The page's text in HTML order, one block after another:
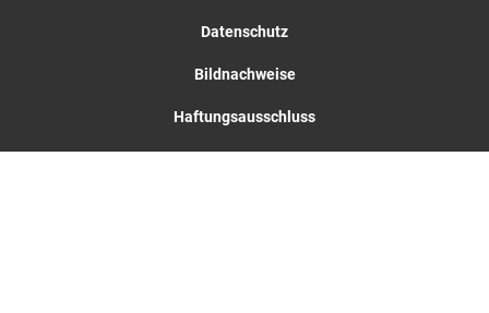
Datenschutz
Bildnachweise
Haftungsausschluss